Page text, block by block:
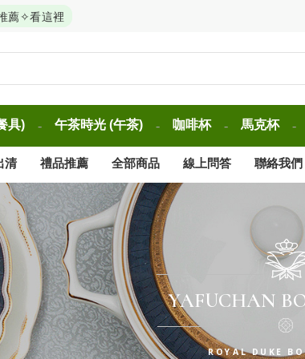
薦✧看這裡
具) - 午茶時光 (午茶) - 咖啡杯 - 馬克杯 -
清 禮品推薦 全部商品 線上問答 聯絡我們
YAFUCHAN
ROYAL DUKE